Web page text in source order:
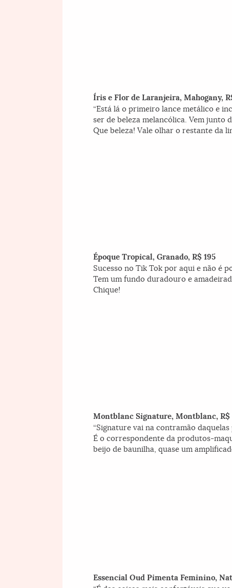
Íris e Flor de Laranjeira, Mahogany,
“Está lá o primeiro lance metálico e
ser de beleza melancólica. Vem
Que beleza! Vale olhar o restante da
Époque Tropical, Granado, R$ 195
Sucesso no Tik Tok por aqui e não é
Tem um fundo duradouro e
Chique!
Montblanc Signature, Montblanc, R$
“Signature vai na contramão
É o correspondente da produtos-
beijo de baunilha, quase um
Essencial Oud Pimenta Feminino,